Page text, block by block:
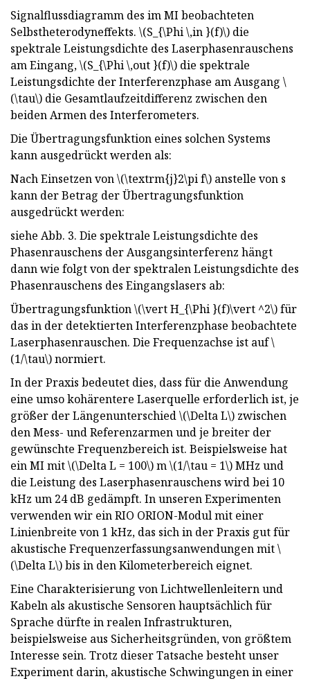
Signalflussdiagramm des im MI beobachteten
Selbstheterodyneffekts. \(S_{\Phi \,in }(f)\) die
spektrale Leistungsdichte des Laserphasenrauschens
am Eingang, \(S_{\Phi \,out }(f)\) die spektrale
Leistungsdichte der Interferenzphase am Ausgang \
(\tau\) die Gesamtlaufzeitdifferenz zwischen den
beiden Armen des Interferometers.
Die Übertragungsfunktion eines solchen Systems
kann ausgedrückt werden als:
Nach Einsetzen von \(\textrm{j}2\pi f\) anstelle von s
kann der Betrag der Übertragungsfunktion
ausgedrückt werden:
siehe Abb. 3. Die spektrale Leistungsdichte des
Phasenrauschens der Ausgangsinterferenz hängt
dann wie folgt von der spektralen Leistungsdichte des
Phasenrauschens des Eingangslasers ab:
Übertragungsfunktion \(\vert H_{\Phi }(f)\vert ^2\) für
das in der detektierten Interferenzphase beobachtete
Laserphasenrauschen. Die Frequenzachse ist auf \
(1/\tau\) normiert.
In der Praxis bedeutet dies, dass für die Anwendung
eine umso kohärentere Laserquelle erforderlich ist, je
größer der Längenunterschied \(\Delta L\) zwischen
den Mess- und Referenzarmen und je breiter der
gewünschte Frequenzbereich ist. Beispielsweise hat
ein MI mit \(\Delta L = 100\) m \(1/\tau = 1\) MHz und
die Leistung des Laserphasenrauschens wird bei 10
kHz um 24 dB gedämpft. In unseren Experimenten
verwenden wir ein RIO ORION-Modul mit einer
Linienbreite von 1 kHz, das sich in der Praxis gut für
akustische Frequenzerfassungsanwendungen mit \
(\Delta L\) bis in den Kilometerbereich eignet.
Eine Charakterisierung von Lichtwellenleitern und
Kabeln als akustische Sensoren hauptsächlich für
Sprache dürfte in realen Infrastrukturen,
beispielsweise aus Sicherheitsgründen, von größtem
Interesse sein. Trotz dieser Tatsache besteht unser
Experiment darin, akustische Schwingungen in einer